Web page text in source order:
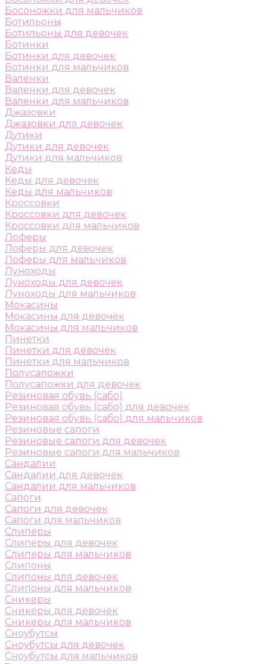
Босоножки для мальчиков
Ботильоны
Ботильоны для девочек
Ботинки
Ботинки для девочек
Ботинки для мальчиков
Валенки
Валенки для девочек
Валенки для мальчиков
Джазовки
Джазовки для девочек
Дутики
Дутики для девочек
Дутики для мальчиков
Кеды
Кеды для девочек
Кеды для мальчиков
Кроссовки
Кроссовки для девочек
Кроссовки для мальчиков
Лоферы
Лоферы для девочек
Лоферы для мальчиков
Луноходы
Луноходы для девочек
Луноходы для мальчиков
Мокасины
Мокасины для девочек
Мокасины для мальчиков
Пинетки
Пинетки для девочек
Пинетки для мальчиков
Полусапожки
Полусапожки для девочек
Резиновая обувь (сабо)
Резиновая обувь (сабо) для девочек
Резиновая обувь (сабо) для мальчиков
Резиновые сапоги
Резиновые сапоги для девочек
Резиновые сапоги для мальчиков
Сандалии
Сандалии для девочек
Сандалии для мальчиков
Сапоги
Сапоги для девочек
Сапоги для мальчиков
Слиперы
Слиперы для девочек
Слиперы для мальчиков
Слипоны
Слипоны для девочек
Слипоны для мальчиков
Сникеры
Сникеры для девочек
Сникеры для мальчиков
Сноубутсы
Сноубутсы для девочек
Сноубутсы для мальчиков